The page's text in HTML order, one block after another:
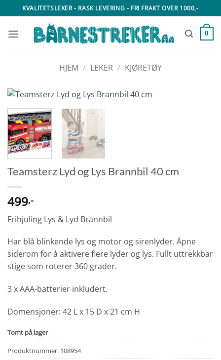
to
content
KVALITETSLEKER - RASK LEVERING - FRI FRAKT OVER 1000,-
0
HJEM / LEKER / KJØRETØY
Teamsterz Lyd og Lys Brannbil 40 cm
499,-
Frihjuling Lys & Lyd Brannbil
Har blå blinkende lys og motor og sirenlyder. Åpne
siderom for å aktivere flere lyder og lys. Fullt uttrekkbar
stige som roterer 360 grader.
3 x AAA-batterier inkludert.
Domensjoner: 42 L x 15 D x 21 cm H
Tomt på lager
Produktnummer: 108954